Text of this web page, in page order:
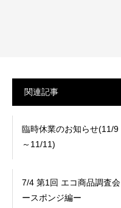
関連記事
臨時休業のお知らせ(11/9
～11/11)
7/4 第1回 エコ商品調査会
ースポンジ編ー